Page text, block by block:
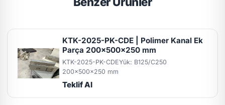
KTK-2025-PK-CDE | Polimer Kanal Ek
Parça 200x500x250 mm
KTK-2025-PK-CDEYük: B125/C250
200x500x250 mm
Teklif Al